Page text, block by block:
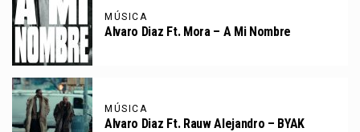
MÚSICA
Alvaro Diaz Ft. Mora – A Mi Nombre
MÚSICA
Alvaro Diaz Ft. Rauw Alejandro – BYAK